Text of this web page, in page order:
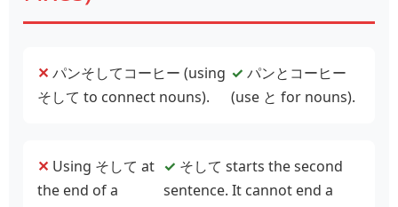
✕ パンそしてコーヒー (using
そして to connect nouns).
✓ パンとコーヒー
(use と for nouns).
✕ Using そして at
the end of a
✓ そして starts the second
sentence. It cannot end a